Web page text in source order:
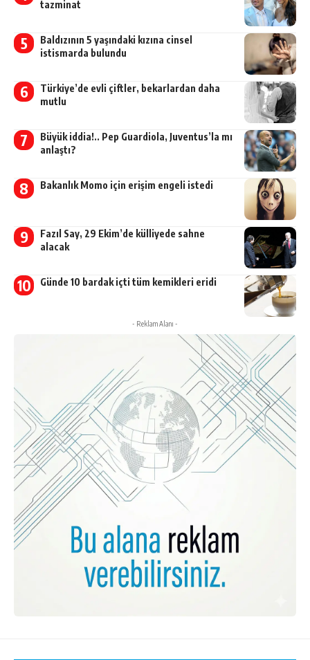
tazminat
Baldızının 5 yaşındaki kızına cinsel
istismarda bulundu
Türkiye’de evli çiftler, bekarlardan daha
mutlu
Büyük iddia!.. Pep Guardiola, Juventus’la mı
anlaştı?
Bakanlık Momo için erişim engeli istedi
Fazıl Say, 29 Ekim’de külliyede sahne
alacak
Günde 10 bardak içti tüm kemikleri eridi
- Reklam Alanı -